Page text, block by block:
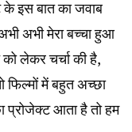
इस बात का जवाब
अभी मेरा बच्चा हुआ
लेकर चर्चा की है,
फिल्मों में बहुत अच्छा
प्रोजेक्ट आता है तो हम